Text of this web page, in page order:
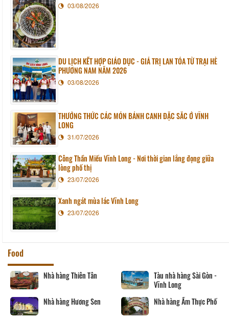
03/08/2026
DU LỊCH KẾT HỢP GIÁO DỤC - GIÁ TRỊ LAN TỎA TỪ TRẠI HÈ
PHƯƠNG NAM NĂM 2026
03/08/2026
THƯỞNG THỨC CÁC MÓN BÁNH CANH ĐẶC SẮC Ở VĨNH
LONG
31/07/2026
Công Thần Miếu Vĩnh Long - Nơi thời gian lắng đọng giữa
lòng phố thị
23/07/2026
Xanh ngát mùa lác Vĩnh Long
23/07/2026
Food
Nhà hàng Thiên Tân
Tàu nhà hàng Sài Gòn -
Vĩnh Long
Nhà hàng Hương Sen
Nhà hàng Ẩm Thực Phố